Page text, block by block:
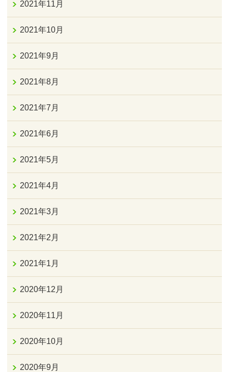
2021年11月
2021年10月
2021年9月
2021年8月
2021年7月
2021年6月
2021年5月
2021年4月
2021年3月
2021年2月
2021年1月
2020年12月
2020年11月
2020年10月
2020年9月